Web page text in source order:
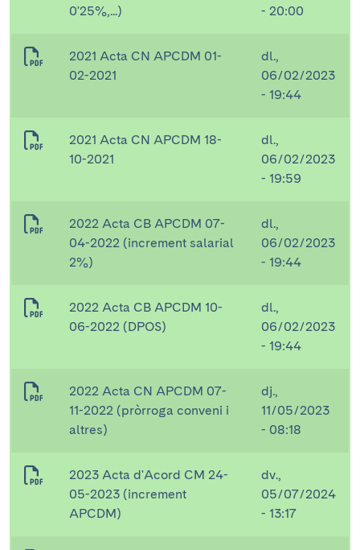
0'25%,...)
- 20:00
2021 Acta CN APCDM 01-
02-2021
dl.,
06/02/2023
- 19:44
2021 Acta CN APCDM 18-
10-2021
dl.,
06/02/2023
- 19:59
2022 Acta CB APCDM 07-
04-2022 (increment salarial
2%)
dl.,
06/02/2023
- 19:44
2022 Acta CB APCDM 10-
06-2022 (DPOS)
dl.,
06/02/2023
- 19:44
2022 Acta CN APCDM 07-
11-2022 (pròrroga conveni i
altres)
dj.,
11/05/2023
- 08:18
2023 Acta d'Acord CM 24-
05-2023 (increment
APCDM)
dv.,
05/07/2024
- 13:17